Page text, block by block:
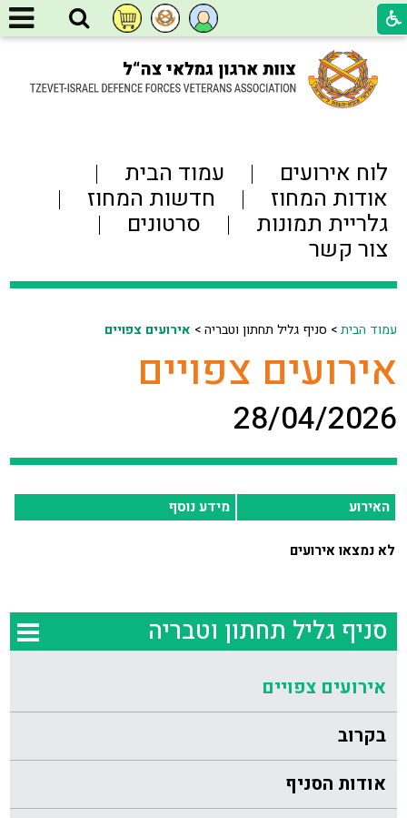
לוח אירועים עמוד הבית
אודות המחוז חדשות המחוז
גלריית תמונות סרטונים
צור קשר
עמוד הבית> סניף גליל תחתון וטבריה > אירועים צפויים
אירועים צפויים
28/04/2026
האירוע מידע נוסף
לא נמצאו אירועים
סניף גליל תחתון וטבריה
אירועים צפויים
בקרוב
אודות הסניף